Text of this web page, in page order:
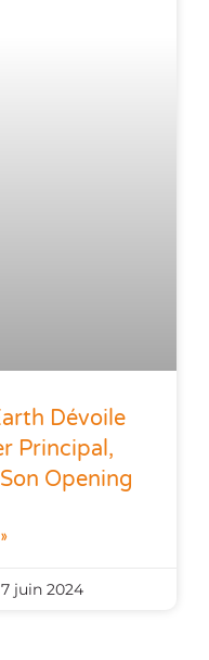
Dévoile
Principal,
Opening
7 juin 2024